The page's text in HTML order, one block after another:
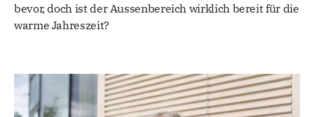
bevor, doch ist der Aussenbereich wirklich bereit für die
warme Jahreszeit?